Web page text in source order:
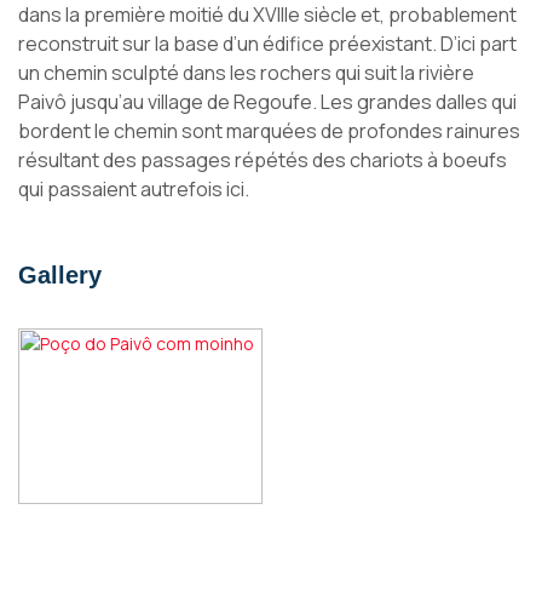
dans la première moitié du XVIIIe siècle et, probablement
reconstruit sur la base d’un édifice préexistant. D’ici part
un chemin sculpté dans les rochers qui suit la rivière
Paivô jusqu’au village de Regoufe. Les grandes dalles qui
bordent le chemin sont marquées de profondes rainures
résultant des passages répétés des chariots à boeufs
qui passaient autrefois ici.
Gallery